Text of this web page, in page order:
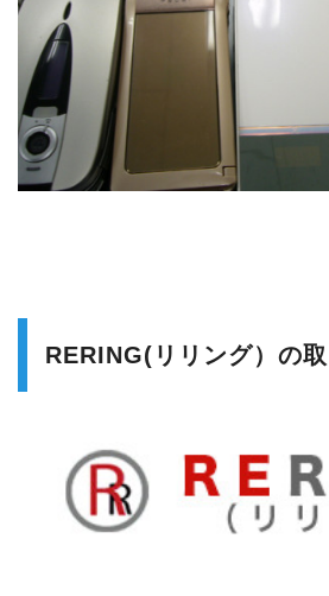
RERING(リリング）の